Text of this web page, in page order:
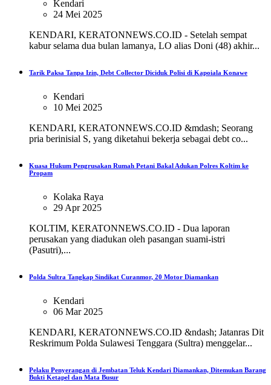
Kendari
24 Mei 2025
KENDARI, KERATONNEWS.CO.ID - Setelah sempat
kabur selama dua bulan lamanya, LO alias Doni (48) akhir...
Tarik Paksa Tanpa Izin, Debt Collector Diciduk Polisi di Kapoiala Konawe
Kendari
10 Mei 2025
KENDARI, KERATONNEWS.CO.ID &mdash; Seorang
pria berinisial S, yang diketahui bekerja sebagai debt co...
Kuasa Hukum Pengrusakan Rumah Petani Bakal Adukan Polres Koltim ke
Propam
Kolaka Raya
29 Apr 2025
KOLTIM, KERATONNEWS.CO.ID - Dua laporan
perusakan yang diadukan oleh pasangan suami-istri
(Pasutri),...
Polda Sultra Tangkap Sindikat Curanmor, 20 Motor Diamankan
Kendari
06 Mar 2025
KENDARI, KERATONNEWS.CO.ID &ndash; Jatanras Dit
Reskrimum Polda Sulawesi Tenggara (Sultra) menggelar...
Pelaku Penyerangan di Jembatan Teluk Kendari Diamankan, Ditemukan Barang
Bukti Ketapel dan Mata Busur